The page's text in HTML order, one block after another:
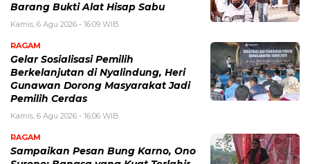
Barang Bukti Alat Hisap Sabu
Kamis, 6 Agu 2026 - 16:09 WIB
RAGAM
Gelar Sosialisasi Pemilih
Berkelanjutan di Nyalindung, Heri
Gunawan Dorong Masyarakat Jadi
Pemilih Cerdas
Kamis, 6 Agu 2026 - 16:06 WIB
RAGAM
Sampaikan Pesan Bung Karno, Ono